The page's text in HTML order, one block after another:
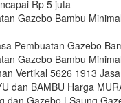
Rp 5 juta
Gazebo Bambu
Pembuatan Gazebo
Gazebo Bambu
Vertikal 5626 1913
dan BAMBU Harga
dan Gazebo | Saung